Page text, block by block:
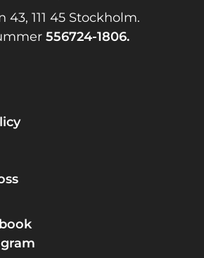
111 45 Stockholm.
556724-1806.